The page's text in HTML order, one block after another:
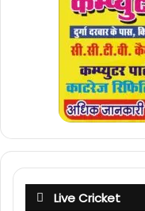
Live Cricket